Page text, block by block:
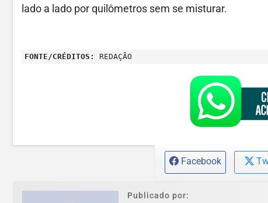
lado a lado por quilômetros sem se misturar.
FONTE/CRÉDITOS: REDAÇÃO
Facebook
Publicado por: